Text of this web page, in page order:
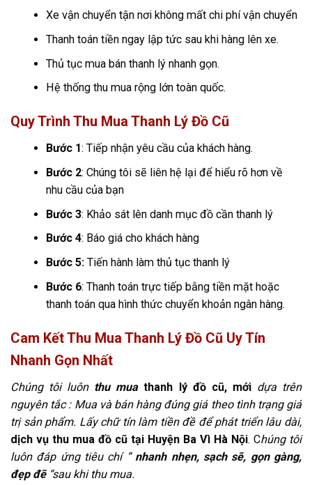
Xe vận chuyển tận nơi không mất chi phí vận chuyển
Thanh toán tiền ngay lập tức sau khi hàng lên xe.
Thủ tục mua bán thanh lý nhanh gọn.
Hệ thống thu mua rộng lớn toàn quốc.
Quy Trình Thu Mua Thanh Lý Đồ Cũ
Bước 1: Tiếp nhận yêu cầu của khách hàng.
Bước 2: Chúng tôi sẽ liên hệ lại để hiểu rõ hơn về
nhu cầu của bạn
Bước 3: Khảo sát lên danh mục đồ cần thanh lý
Bước 4: Báo giá cho khách hàng
Bước 5: Tiến hành làm thủ tục thanh lý
Bước 6: Thanh toán trực tiếp bằng tiền mặt hoặc
thanh toán qua hình thức chuyển khoản ngân hàng.
Cam Kết Thu Mua Thanh Lý Đồ Cũ Uy Tín
Nhanh Gọn Nhất
Chúng tôi luôn thu muathanh lý đồ cũ, mới dựa trên
nguyên tắc : Mua và bán hàng đúng giá theo tình trạng giá
trị sản phẩm. Lấy chữ tín làm tiền đề để phát triển lâu dài,
dịch vụ thu mua đồ cũ tại Huyện Ba Vì Hà Nội. Chúng tôi
luôn đáp ứng tiêu chí ” nhanh nhẹn, sạch sẽ, gọn gàng,
đẹp đẽ“sau khi thu mua.